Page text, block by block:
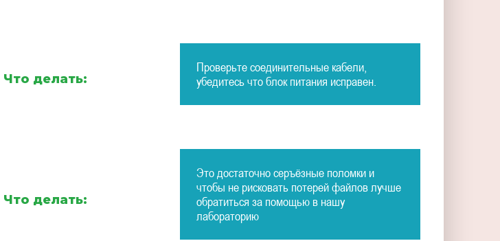
Что делать:
Проверьте соединительные кабели,
убедитесь что блок питания исправен.
Что делать:
Это достаточно серъёзные поломки и
чтобы не рисковать потерей файлов лучше
обратиться за помощью в нашу
лабораторию